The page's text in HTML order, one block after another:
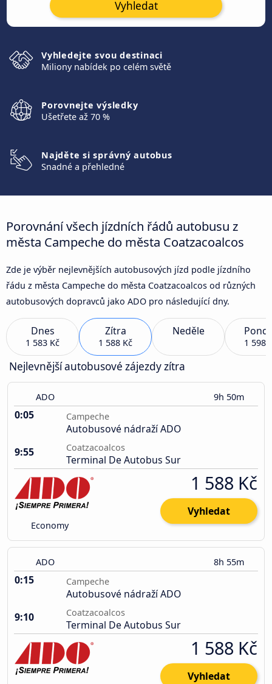
Vyhledat
Vyhledejte svou destinaci
Miliony nabídek po celém světě
Porovnejte výsledky
Ušetřete až 70 %
Najděte si správný autobus
Snadné a přehledné
Porovnání všech jízdních řádů autobusu z
města Campeche do města Coatzacoalcos
Zde je výběr nejlevnějších autobusových jízd podle jízdního
řádu z města Campeche do města Coatzacoalcos od různých
autobusových dopravců jako ADO pro následující dny.
Dnes
1 583 Kč
Zítra
1 588 Kč
Neděle
1 598
Nejlevnější autobusové zájezdy zítra
ADO 9h 50m
0:05 Campeche
Autobusové nádraží ADO
9:55
Coatzacoalcos
Terminal De Autobus Sur
Economy
1 588 Kč
Vyhledat
ADO 8h 55m
0:15 Campeche
Autobusové nádraží ADO
9:10
Coatzacoalcos
Terminal De Autobus Sur
1 588 Kč
Vyhledat